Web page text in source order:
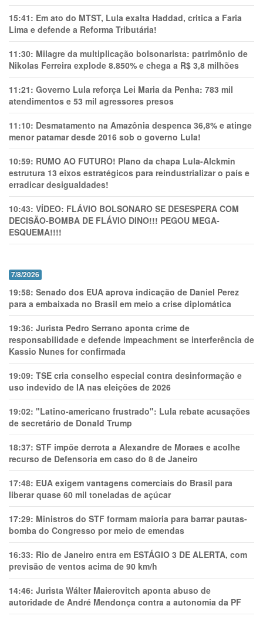
15:41: Em ato do MTST, Lula exalta Haddad, critica a Faria
Lima e defende a Reforma Tributária!
11:30: Milagre da multiplicação bolsonarista: patrimônio de
Nikolas Ferreira explode 8.850% e chega a R$ 3,8 milhões
11:21: Governo Lula reforça Lei Maria da Penha: 783 mil
atendimentos e 53 mil agressores presos
11:10: Desmatamento na Amazônia despenca 36,8% e atinge
menor patamar desde 2016 sob o governo Lula!
10:59: RUMO AO FUTURO! Plano da chapa Lula-Alckmin
estrutura 13 eixos estratégicos para reindustrializar o país e
erradicar desigualdades!
10:43: VÍDEO: FLÁVIO BOLSONARO SE DESESPERA COM
DECISÃO-BOMBA DE FLÁVIO DINO!!! PEGOU MEGA-
ESQUEMA!!!!
7/8/2026
19:58: Senado dos EUA aprova indicação de Daniel Perez
para a embaixada no Brasil em meio a crise diplomática
19:36: Jurista Pedro Serrano aponta crime de
responsabilidade e defende impeachment se interferência de
Kassio Nunes for confirmada
19:09: TSE cria conselho especial contra desinformação e
uso indevido de IA nas eleições de 2026
19:02: "Latino-americano frustrado": Lula rebate acusações
de secretário de Donald Trump
18:37: STF impõe derrota a Alexandre de Moraes e acolhe
recurso de Defensoria em caso do 8 de Janeiro
17:48: EUA exigem vantagens comerciais do Brasil para
liberar quase 60 mil toneladas de açúcar
17:29: Ministros do STF formam maioria para barrar pautas-
bomba do Congresso por meio de emendas
16:33: Rio de Janeiro entra em ESTÁGIO 3 DE ALERTA, com
previsão de ventos acima de 90 km/h
14:46: Jurista Wálter Maierovitch aponta abuso de
autoridade de André Mendonça contra a autonomia da PF